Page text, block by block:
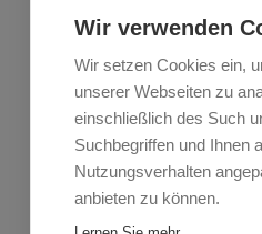
Wir verwenden
Wir setzen Cookies ein,
unserer Webseiten zu
einschließlich des Such
Suchbegriffen und Ihnen
Nutzungsverhalten
anbieten zu können.